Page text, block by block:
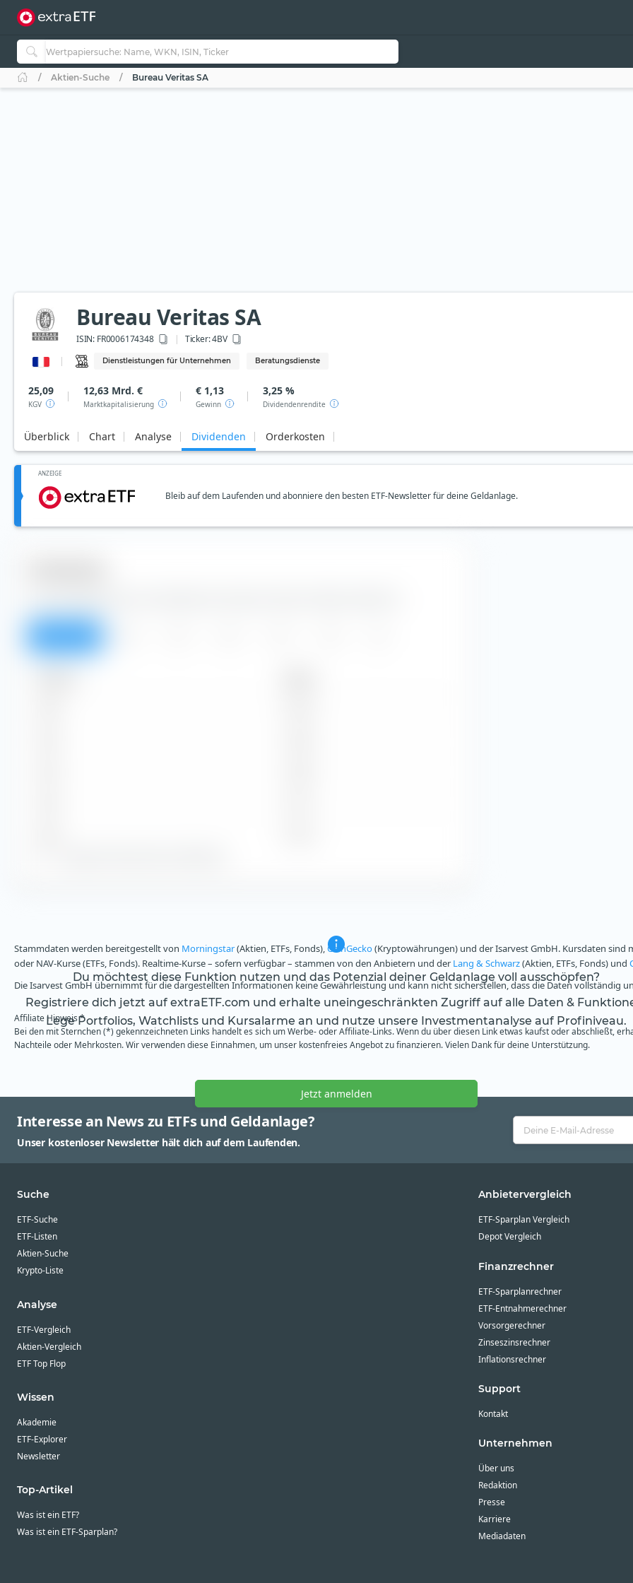
Aktien-Suche Bureau Veritas SA
Bureau Veritas SA
ISIN: FR0006174348 Ticker:4BV
Dienstleistungen für Unternehmen Beratungsdienste
25,09
KGV
12,63 Mrd. €
Marktkapitalisierung
€ 1,13
Gewinn
3,25 %
Dividendenrendite
Überblick Chart Analyse Dividenden Orderkosten
ANZEIGE
Bleib auf dem Laufenden und abonniere den besten ETF-Newsletter für deine Geldanlage.
Du möchtest diese Funktion nutzen und das Potenzial deiner Geldanlage voll ausschöpfen?
Registriere dich jetzt auf extraETF.com und erhalte uneingeschränkten Zugriff auf alle Daten &
Lege Portfolios, Watchlists und Kursalarme an und nutze unsere Investmentanalyse auf Profiniveau.
Jetzt anmelden
Stammdaten werden bereitgestellt von Morningstar(Aktien, ETFs, Fonds),CoinGecko(Kryptowährungen) und der Isarvest GmbH. Kursdaten sind
oder NAV-Kurse (ETFs, Fonds). Realtime-Kurse – sofern verfügbar – stammen von den Anbietern und der Lang & Schwarz(Aktien, ETFs, Fonds) und
Die Isarvest GmbH übernimmt für die dargestellten Informationen keine Gewährleistung und kann nicht sicherstellen, dass die Daten vollständig
Affiliate Hinweis *
Bei den mit Sternchen (*) gekennzeichneten Links handelt es sich um Werbe- oder Affiliate-Links. Wenn du über diesen Link etwas kaufst oder abschließt,
Nachteile oder Mehrkosten. Wir verwenden diese Einnahmen, um unser kostenfreies Angebot zu finanzieren. Vielen Dank für deine Unterstützung.
Interesse an News zu ETFs und Geldanlage?
Unser kostenloser Newsletter hält dich auf dem Laufenden.
Suche
ETF-Suche
ETF-Listen
Aktien-Suche
Krypto-Liste
Analyse
ETF-Vergleich
Aktien-Vergleich
ETF Top Flop
Wissen
Akademie
ETF-Explorer
Newsletter
Top-Artikel
Was ist ein ETF?
Was ist ein ETF-Sparplan?
Anbietervergleich
ETF-Sparplan Vergleich
Depot Vergleich
Finanzrechner
ETF-Sparplanrechner
ETF-Entnahmerechner
Vorsorgerechner
Zinseszinsrechner
Inflationsrechner
Support
Kontakt
Unternehmen
Über uns
Redaktion
Presse
Karriere
Mediadaten